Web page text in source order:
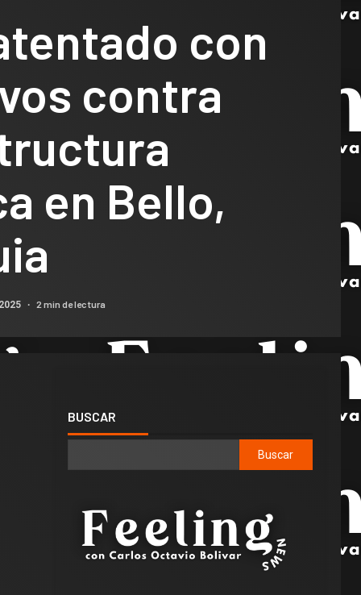
con
contra
en Bello,
2 min de lectura
BUSCAR
Buscar